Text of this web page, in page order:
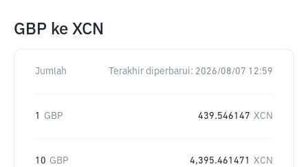
GBP ke XCN
Jumlah Terakhir diperbarui: 2026/08/07 12:59
1 GBP 439.546147 XCN
10 GBP 4,395.461471 XCN